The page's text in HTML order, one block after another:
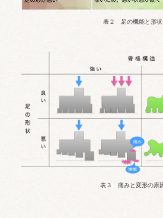
表２ 足の機能と形状
表３ 痛みと変形の原